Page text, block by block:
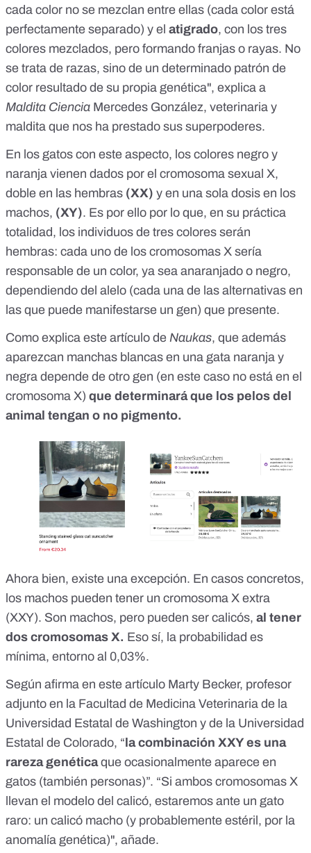
cada color no se mezclan entre ellas (cada color está
perfectamente separado) y el atigrado, con los tres
colores mezclados, pero formando franjas o rayas. No
se trata de razas, sino de un determinado patrón de
color resultado de su propia genética", explica a
Maldita Ciencia Mercedes González, veterinaria y
maldita que nos ha prestado sus superpoderes.
En los gatos con este aspecto, los colores negro y
naranja vienen dados por el cromosoma sexual X,
doble en las hembras (XX) y en una sola dosis en los
machos, (XY). Es por ello por lo que, en su práctica
totalidad, los individuos de tres colores serán
hembras: cada uno de los cromosomas X sería
responsable de un color, ya sea anaranjado o negro,
dependiendo del alelo (cada una de las alternativas en
las que puede manifestarse un gen) que presente.
Como explica este artículo de Naukas, que además
aparezcan manchas blancas en una gata naranja y
negra depende de otro gen (en este caso no está en el
cromosoma X) que determinará que los pelos del
animal tengan o no pigmento.
Ahora bien, existe una excepción. En casos concretos,
los machos pueden tener un cromosoma X extra
(XXY). Son machos, pero pueden ser calicós, al tener
dos cromosomas X. Eso sí, la probabilidad es
mínima, entorno al 0,03%.
Según afirma en este artículo Marty Becker, profesor
adjunto en la Facultad de Medicina Veterinaria de la
Universidad Estatal de Washington y de la Universidad
Estatal de Colorado, “la combinación XXY es una
rareza genéticaque ocasionalmente aparece en
gatos (también personas)”. “Si ambos cromosomas X
llevan el modelo del calicó, estaremos ante un gato
raro: un calicó macho (y probablemente estéril, por la
anomalía genética)", añade.